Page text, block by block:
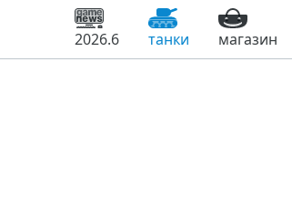
2026.6 танки магазин